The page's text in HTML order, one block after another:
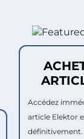
Accédez
article Elektor
définitivement.